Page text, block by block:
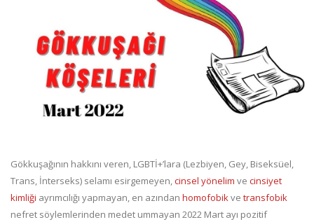
Gökkuşağının hakkını veren, LGBTİ+’lara (Lezbiyen, Gey, Biseksüel,
Trans, İnterseks) selamı esirgemeyen,cinsel yönelim ve cinsiyet
kimliği ayrımcılığı yapmayan, en azından homofobikve transfobik
nefret söylemlerinden medet ummayan 2022 Mart ayı pozitif